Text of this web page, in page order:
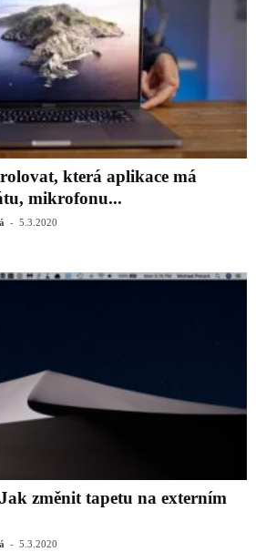
která aplikace má
mikrofonu...
- 5.3.2020
změnit tapetu na externím
- 5.3.2020